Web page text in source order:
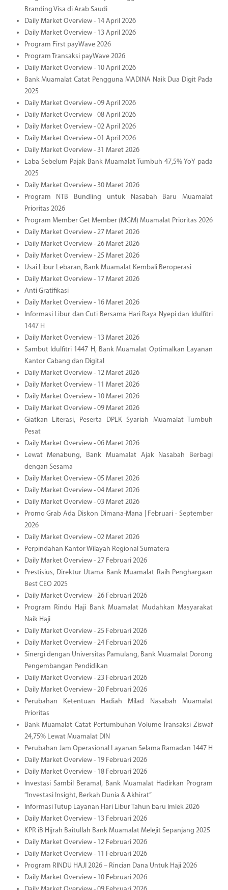
Branding Visa di Arab Saudi
Daily Market Overview - 14 April 2026
Daily Market Overview - 13 April 2026
Program First payWave 2026
Program Transaksi payWave 2026
Daily Market Overview - 10 April 2026
Bank Muamalat Catat Pengguna MADINA Naik Dua Digit Pada
2025
Daily Market Overview - 09 April 2026
Daily Market Overview - 08 April 2026
Daily Market Overview - 02 April 2026
Daily Market Overview - 01 April 2026
Daily Market Overview - 31 Maret 2026
Laba Sebelum Pajak Bank Muamalat Tumbuh 47,5% YoY pada
2025
Daily Market Overview - 30 Maret 2026
Program NTB Bundling untuk Nasabah Baru Muamalat
Prioritas 2026
Program Member Get Member (MGM) Muamalat Prioritas 2026
Daily Market Overview - 27 Maret 2026
Daily Market Overview - 26 Maret 2026
Daily Market Overview - 25 Maret 2026
Usai Libur Lebaran, Bank Muamalat Kembali Beroperasi
Daily Market Overview - 17 Maret 2026
Anti Gratifikasi
Daily Market Overview - 16 Maret 2026
Informasi Libur dan Cuti Bersama Hari Raya Nyepi dan Idulfitri
1447 H
Daily Market Overview - 13 Maret 2026
Sambut Idulfitri 1447 H, Bank Muamalat Optimalkan Layanan
Kantor Cabang dan Digital
Daily Market Overview - 12 Maret 2026
Daily Market Overview - 11 Maret 2026
Daily Market Overview - 10 Maret 2026
Daily Market Overview - 09 Maret 2026
Giatkan Literasi, Peserta DPLK Syariah Muamalat Tumbuh
Pesat
Daily Market Overview - 06 Maret 2026
Lewat Menabung, Bank Muamalat Ajak Nasabah Berbagi
dengan Sesama
Daily Market Overview - 05 Maret 2026
Daily Market Overview - 04 Maret 2026
Daily Market Overview - 03 Maret 2026
Promo Grab Ada Diskon Dimana-Mana | Februari - September
2026
Daily Market Overview - 02 Maret 2026
Perpindahan Kantor Wilayah Regional Sumatera
Daily Market Overview - 27 Februari 2026
Prestisius, Direktur Utama Bank Muamalat Raih Penghargaan
Best CEO 2025
Daily Market Overview - 26 Februari 2026
Program Rindu Haji Bank Muamalat Mudahkan Masyarakat
Naik Haji
Daily Market Overview - 25 Februari 2026
Daily Market Overview - 24 Februari 2026
Sinergi dengan Universitas Pamulang, Bank Muamalat Dorong
Pengembangan Pendidikan
Daily Market Overview - 23 Februari 2026
Daily Market Overview - 20 Februari 2026
Perubahan Ketentuan Hadiah Milad Nasabah Muamalat
Prioritas
Bank Muamalat Catat Pertumbuhan Volume Transaksi Ziswaf
24,75% Lewat Muamalat DIN
Perubahan Jam Operasional Layanan Selama Ramadan 1447 H
Daily Market Overview - 19 Februari 2026
Daily Market Overview - 18 Februari 2026
Investasi Sambil Beramal, Bank Muamalat Hadirkan Program
“Investasi Insight, Berkah Dunia & Akhirat”
Informasi Tutup Layanan Hari Libur Tahun baru Imlek 2026
Daily Market Overview - 13 Februari 2026
KPR iB Hijrah Baitullah Bank Muamalat Melejit Sepanjang 2025
Daily Market Overview - 12 Februari 2026
Daily Market Overview - 11 Februari 2026
Program RINDU HAJI 2026 – Rincian Dana Untuk Haji 2026
Daily Market Overview - 10 Februari 2026